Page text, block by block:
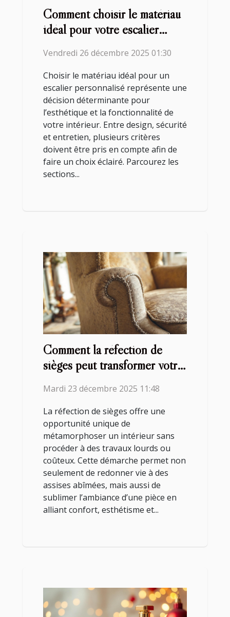
Comment choisir le matériau
idéal pour votre escalier
Vendredi 26 décembre 2025 01:30
Choisir le matériau idéal pour un
escalier personnalisé représente une
décision déterminante pour
l’esthétique et la fonctionnalité de
votre intérieur. Entre design, sécurité
et entretien, plusieurs critères
doivent être pris en compte afin de
faire un choix éclairé. Parcourez les
sections...
Comment la réfection de
sièges peut transformer votre
Mardi 23 décembre 2025 11:48
La réfection de sièges offre une
opportunité unique de
métamorphoser un intérieur sans
procéder à des travaux lourds ou
coûteux. Cette démarche permet non
seulement de redonner vie à des
assises abîmées, mais aussi de
sublimer l’ambiance d’une pièce en
alliant confort, esthétisme et...